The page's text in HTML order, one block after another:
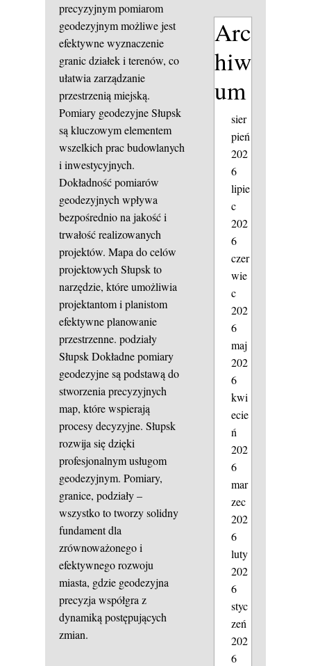
precyzyjnym pomiarom
geodezyjnym możliwe jest
efektywne wyznaczenie
granic działek i terenów, co
ułatwia zarządzanie
przestrzenią miejską.
Pomiary geodezyjne Słupsk
są kluczowym elementem
wszelkich prac budowlanych
i inwestycyjnych.
Dokładność pomiarów
geodezyjnych wpływa
bezpośrednio na jakość i
trwałość realizowanych
projektów. Mapa do celów
projektowych Słupsk to
narzędzie, które umożliwia
projektantom i planistom
efektywne planowanie
przestrzenne. podziały
SłupskDokładne pomiary
geodezyjne są podstawą do
stworzenia precyzyjnych
map, które wspierają
procesy decyzyjne. Słupsk
rozwija się dzięki
profesjonalnym usługom
geodezyjnym. Pomiary,
granice, podziały –
wszystko to tworzy solidny
fundament dla
zrównoważonego i
efektywnego rozwoju
miasta, gdzie geodezyjna
precyzja współgra z
dynamiką postępujących
zmian.
Arc
hiw
um
sier
pień
202
6
lipie
c
202
6
czer
wie
c
202
6
maj
202
6
kwi
ecie
ń
202
6
mar
zec
202
6
luty
202
6
styc
zeń
202
6